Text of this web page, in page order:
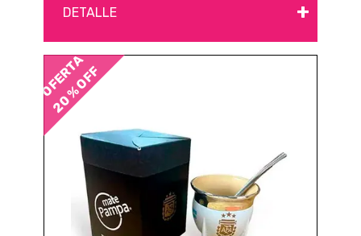
DETALLE +
OFERTA
20 % OFF